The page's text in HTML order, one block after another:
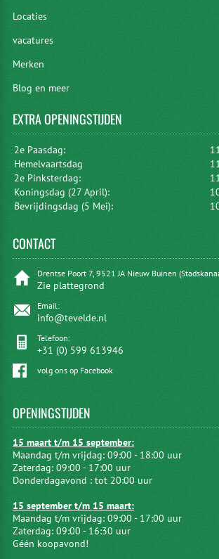
Locaties
vacatures
Merken
Blog en meer
EXTRAOPENINGSTIJDEN
2e Paasdag:
Hemelvaartsdag
2e Pinksterdag:
Koningsdag (27 April):
Bevrijdingsdag (5 Mei):
CONTACT
Drentse Poort 7, 9521 JA Nieuw Buinen
Zie plattegrond
Email:
info@tevelde.nl
Telefoon:
+31 (0) 599 613946
volg ons op Facebook
OPENINGSTIJDEN
15 maart t/m 15 september:
Maandag t/m vrijdag: 09:00 - 18:00 uur
Zaterdag: 09:00 - 17:00 uur
Donderdagavond : tot 20:00 uur
15 september t/m 15 maart:
Maandag t/m vrijdag: 09:00 - 17:00 uur
Zaterdag: 09:00 - 16:30 uur
Géén koopavond!